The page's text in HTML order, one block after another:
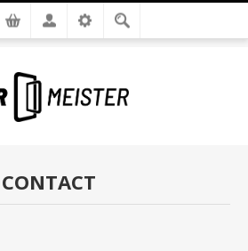
CONTACT